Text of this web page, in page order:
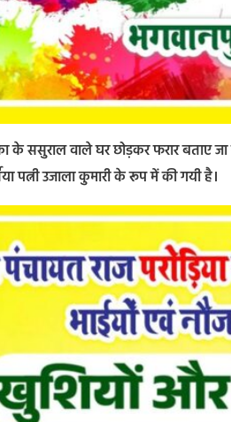
के ससुराल वाले घर छोड़कर फरार बताए जा
पत्नी उजाला कुमारी के रूप में की गयी है।